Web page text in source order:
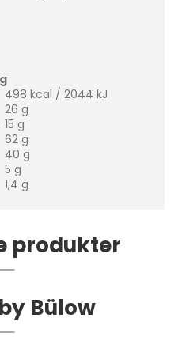
498 kcal / 2044 kJ
26 g
15 g
62 g
40 g
5 g
1,4 g
produkter
Bülow